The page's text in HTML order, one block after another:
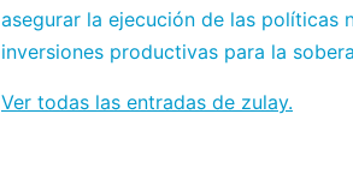
asegurar la ejecución de las políticas
inversiones productivas para la
Ver todas las entradas de zulay.